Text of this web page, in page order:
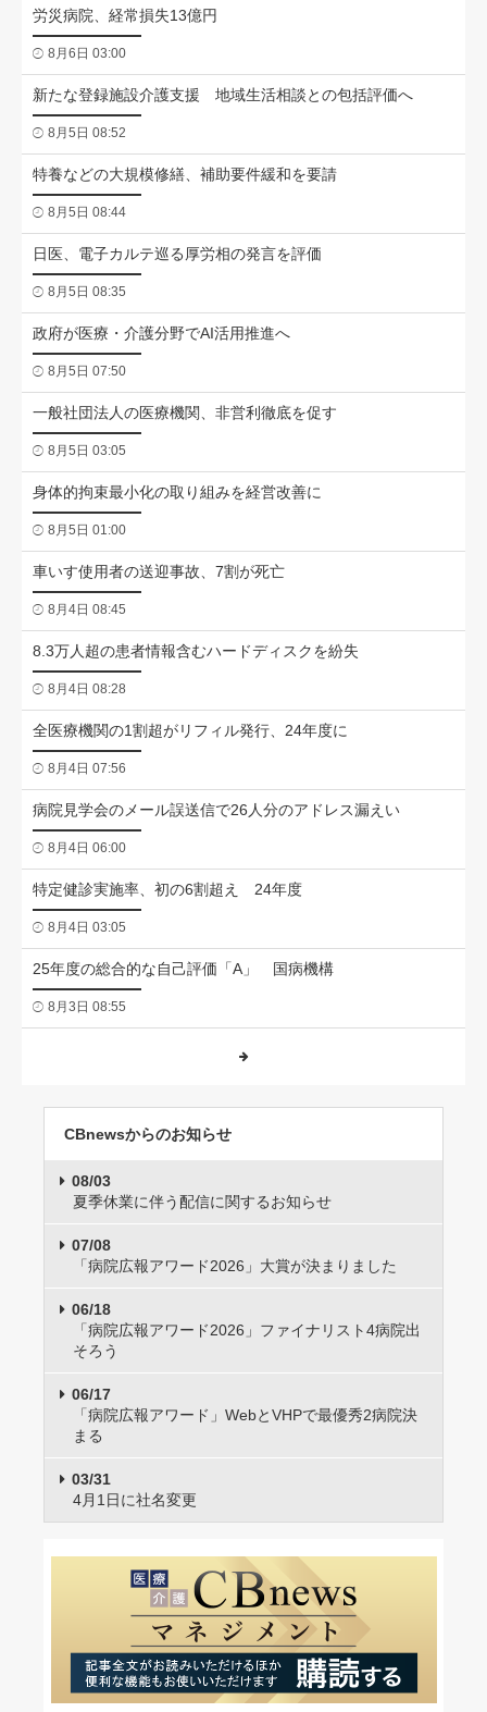
労災病院、経常損失13億円
8月6日 03:00
新たな登録施設介護支援 地域生活相談との包括評価へ
8月5日 08:52
特養などの大規模修繕、補助要件緩和を要請
8月5日 08:44
日医、電子カルテ巡る厚労相の発言を評価
8月5日 08:35
政府が医療・介護分野でAI活用推進へ
8月5日 07:50
一般社団法人の医療機関、非営利徹底を促す
8月5日 03:05
身体的拘束最小化の取り組みを経営改善に
8月5日 01:00
車いす使用者の送迎事故、7割が死亡
8月4日 08:45
8.3万人超の患者情報含むハードディスクを紛失
8月4日 08:28
全医療機関の1割超がリフィル発行、24年度に
8月4日 07:56
病院見学会のメール誤送信で26人分のアドレス漏えい
8月4日 06:00
特定健診実施率、初の6割超え 24年度
8月4日 03:05
25年度の総合的な自己評価「A」 国病機構
8月3日 08:55
CBnewsからのお知らせ
08/03
夏季休業に伴う配信に関するお知らせ
07/08
「病院広報アワード2026」大賞が決まりました
06/18
「病院広報アワード2026」ファイナリスト4病院出
そろう
06/17
「病院広報アワード」WebとVHPで最優秀2病院決
まる
03/31
4月1日に社名変更